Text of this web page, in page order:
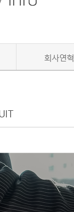
회사연혁